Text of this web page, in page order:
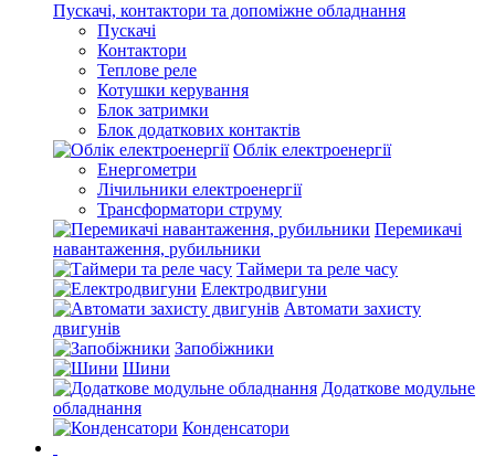
Пускачі, контактори та допоміжне обладнання
Пускачі
Контактори
Теплове реле
Котушки керування
Блок затримки
Блок додаткових контактів
Облік електроенергії
Енергометри
Лічильники електроенергії
Трансформатори струму
Перемикачі
навантаження, рубильники
Таймери та реле часу
Електродвигуни
Автомати захисту
двигунів
Запобіжники
Шини
Додаткове модульне
обладнання
Конденсатори